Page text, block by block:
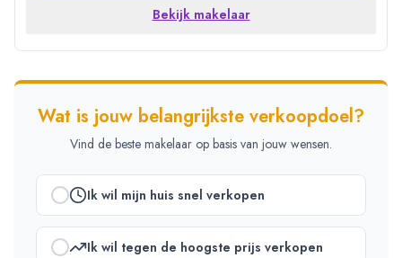
Bekijk makelaar
Wat is jouw belangrijkste verkoopdoel?
Vind de beste makelaar op basis van jouw wensen.
Ik wil mijn huis snel verkopen
Ik wil tegen de hoogste prijs verkopen